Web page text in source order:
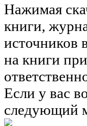
Нажимая
книги,
источников
на книги
Если у вас
следующий